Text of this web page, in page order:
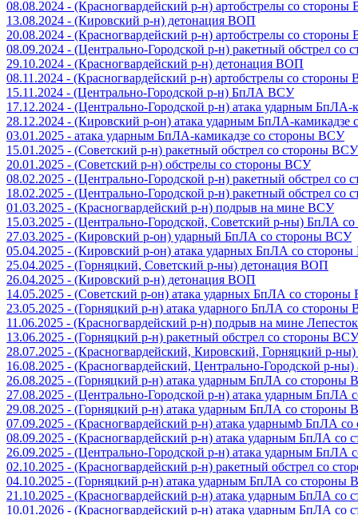
08.08.2024 - (Красногвардейский р-н) артобстрелы со
13.08.2024 - (Кировский р-н) детонация ВОП
20.08.2024 - (Красногвардейский р-н) артобстрелы со
08.09.2024 - (Центрально-Городской р-н) ракетный обстрел со
29.10.2024 - (Красногвардейский р-н) детонация ВОП
08.11.2024 - (Красногвардейский р-н) артобстрелы со стороны
15.11.2024 - (Центрально-Городской р-н) БпЛА ВСУ
17.12.2024 - (Центрально-Городской р-н) атака ударным
28.12.2024 - (Кировский р-он) атака ударным БпЛА-
03.01.2025 - атака ударным БпЛА-камикадзе со стороны ВСУ
15.01.2025 - (Советский р-н) ракетный обстрел со стороны ВСУ
20.01.2025 - (Советский р-н) обстрелы со стороны ВСУ
08.02.2025 - (Центрально-Городской р-н) ракетный обстрел со
18.02.2025 - (Центрально-Городской р-н) ракетный обстрел со
01.03.2025 - (Красногвардейский р-н) подрыв на мине ВСУ
15.03.2025 - (Центрально-Городской, Советский р-ны) БпЛА
27.03.2025 - (Кировский р-он) ударный БпЛА со стороны ВСУ
05.04.2025 - (Кировский р-он) атака ударных БпЛА со
25.04.2025 - (Горняцкий, Советский р-ны) детонация ВОП
26.04.2025 - (Кировский р-н) детонация ВОП
14.05.2025 - (Советский р-он) атака ударных БпЛА со
23.05.2025 - (Горняцкий р-н) атака ударного БпЛА со стороны
11.06.2025 - (Красногвардейский р-н) подрыв на мине Лепесток
13.06.2025 - (Горняцкий р-н) ракетный обстрел со стороны ВСУ
28.07.2025 - (Красногвардейский, Кировский, Горняцкий р-
16.08.2025 - (Красногвардейский, Центрально-Городской р-
26.08.2025 - (Горняцкий р-н) атака ударным БпЛА со стороны
27.08.2025 - (Центрально-Городской р-н) атака ударным БпЛА
29.08.2025 - (Горняцкий р-н) атака ударным БпЛА со стороны
07.09.2025 - (Красногвардейский р-н) атака ударнымb БпЛА
08.09.2025 - (Красногвардейский р-н) атака ударным БпЛА со
26.09.2025 - (Центрально-Городской р-н) атака ударным БпЛА
02.10.2025 - (Красногвардейский р-н) ракетный обстрел со
04.10.2025 - (Горняцкий р-н) атака ударным БпЛА со стороны
21.10.2025 - (Красногвардейский р-н) атака ударным БпЛА со
10.01.2026 - (Красногвардейский р-н) атака ударным БпЛА со